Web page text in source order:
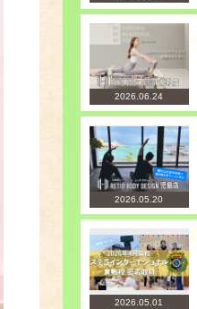
2026.06.24
2026.05.20
2026.05.01